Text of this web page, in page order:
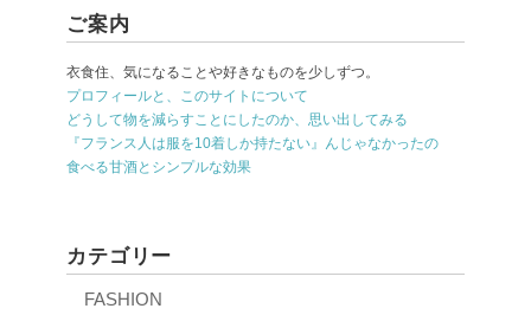
ご案内
衣食住、気になることや好きなものを少しずつ。
プロフィールと、このサイトについて
どうして物を減らすことにしたのか、思い出してみる
『フランス人は服を10着しか持たない』んじゃなかったの
食べる甘酒とシンプルな効果
カテゴリー
FASHION